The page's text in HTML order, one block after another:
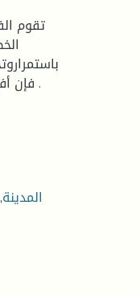
تقوم
فإن أفراد المجتمع يجمعهم الفضاء العمومي ذات الأبعاد المتعددة المتنوعة .
المدينة,